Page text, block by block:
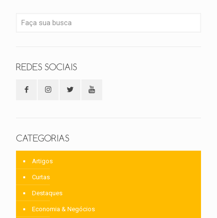
REDES SOCIAIS
CATEGORIAS
Artigos
Curtas
Destaques
Economia & Negócios